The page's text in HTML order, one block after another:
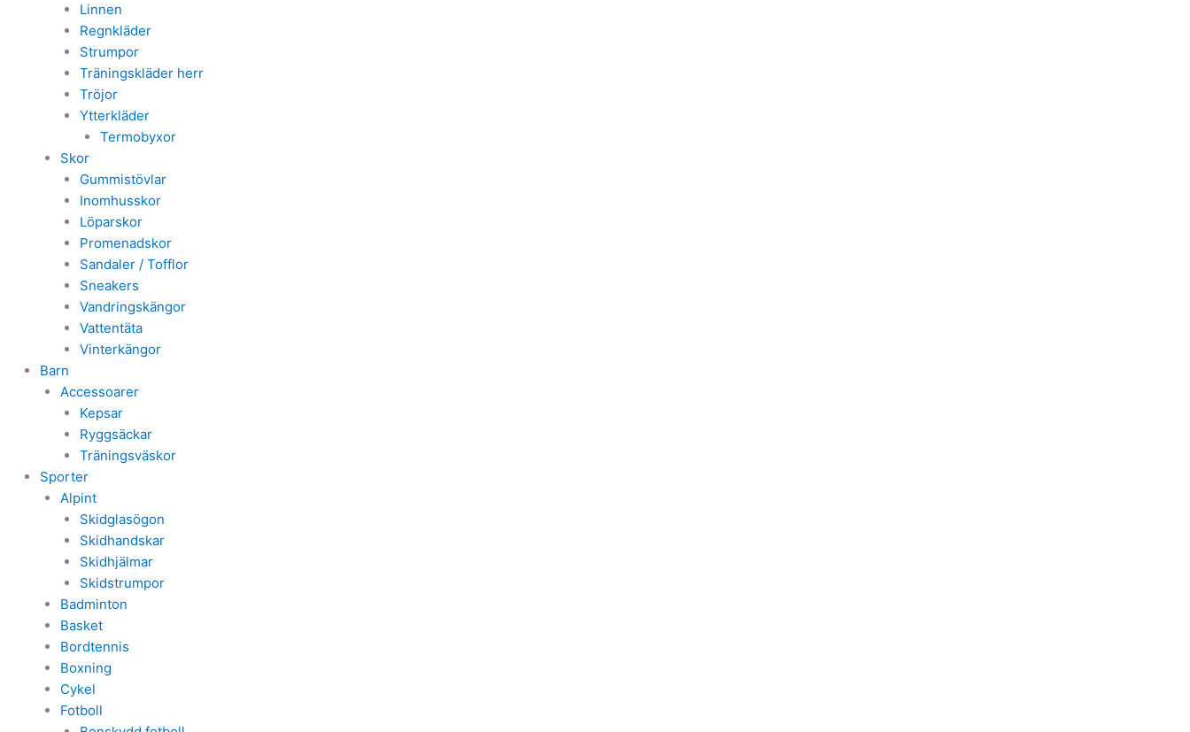
Linnen
Regnkläder
Strumpor
Träningskläder herr
Tröjor
Ytterkläder
Termobyxor
Skor
Gummistövlar
Inomhusskor
Löparskor
Promenadskor
Sandaler / Tofflor
Sneakers
Vandringskängor
Vattentäta
Vinterkängor
Barn
Accessoarer
Kepsar
Ryggsäckar
Träningsväskor
Sporter
Alpint
Skidglasögon
Skidhandskar
Skidhjälmar
Skidstrumpor
Badminton
Basket
Bordtennis
Boxning
Cykel
Fotboll